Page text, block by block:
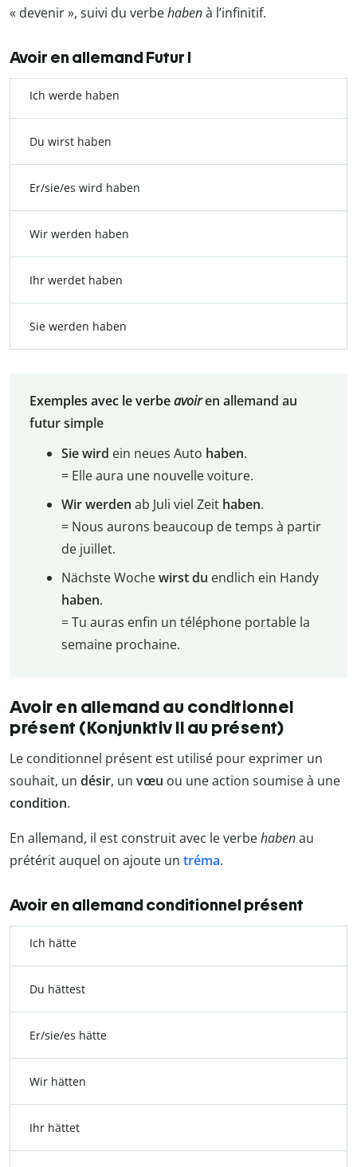
« devenir », suivi du verbehabenà l’infinitif.
Avoir en allemand Futur I
Ich werde haben
Du wirst haben
Er/sie/es wird haben
Wir werden haben
Ihr werdet haben
Sie werden haben
Exemples avec le verbeavoiren allemand au
futur simple
Sie wird ein neues Auto haben.
= Elle aura une nouvelle voiture.
Wirwerden ab Juli viel Zeit haben.
= Nous aurons beaucoup de temps à partir
de juillet.
Nächste Wochewirst du endlich ein Handy
haben.
= Tu auras enfin un téléphone portable la
semaine prochaine.
Avoir en allemand au conditionnel
présent (Konjunktiv II au présent)
Le conditionnel présent est utilisé pour exprimer un
souhait, un désir, un vœu ou une action soumise à une
condition.
En allemand, il est construit avec le verbehabenau
prétérit auquel on ajoute un tréma.
Avoir en allemand conditionnel présent
Ich hätte
Du hättest
Er/sie/es hätte
Wir hätten
Ihr hättet